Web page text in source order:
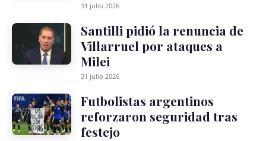
31 julio 2026
Santilli pidió la renuncia de
Villarruel por ataques a
Milei
31 julio 2026
Futbolistas argentinos
reforzaron seguridad tras
festejo